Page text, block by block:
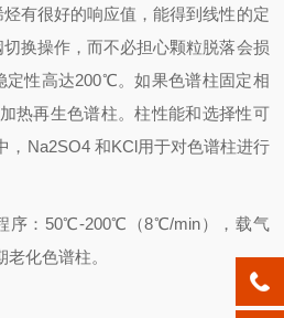
有很好的响应值，能得到线性的定
换操作，而不必担心颗粒脱落会损
定性高达200℃。如果色谱柱固定相
热再生色谱柱。柱性能和选择性可
，Na2SO4 和KCl用于对色谱柱进行
序：50℃-200℃（8℃/min），载气
化色谱柱。